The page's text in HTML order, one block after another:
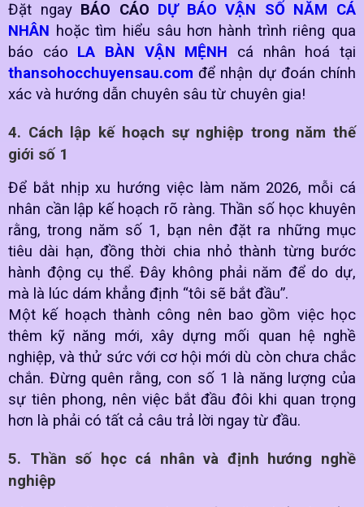
Đặt ngay BÁO CÁO DỰ BÁO VẬN SỐ NĂM CÁ
NHÂN hoặc tìm hiểu sâu hơn hành trình riêng qua
báo cáo LA BÀN VẬN MỆNH cá nhân hoá tại
thansohocchuyensau.com để nhận dự đoán chính
xác và hướng dẫn chuyên sâu từ chuyên gia!
4. Cách lập kế hoạch sự nghiệp trong năm thế
giới số 1
Để bắt nhịp xu hướng việc làm năm 2026, mỗi cá
nhân cần lập kế hoạch rõ ràng. Thần số học khuyên
rằng, trong năm số 1, bạn nên đặt ra những mục
tiêu dài hạn, đồng thời chia nhỏ thành từng bước
hành động cụ thể. Đây không phải năm để do dự,
mà là lúc dám khẳng định “tôi sẽ bắt đầu”.
Một kế hoạch thành công nên bao gồm việc học
thêm kỹ năng mới, xây dựng mối quan hệ nghề
nghiệp, và thử sức với cơ hội mới dù còn chưa chắc
chắn. Đừng quên rằng, con số 1 là năng lượng của
sự tiên phong, nên việc bắt đầu đôi khi quan trọng
hơn là phải có tất cả câu trả lời ngay từ đầu.
5. Thần số học cá nhân và định hướng nghề
nghiệp